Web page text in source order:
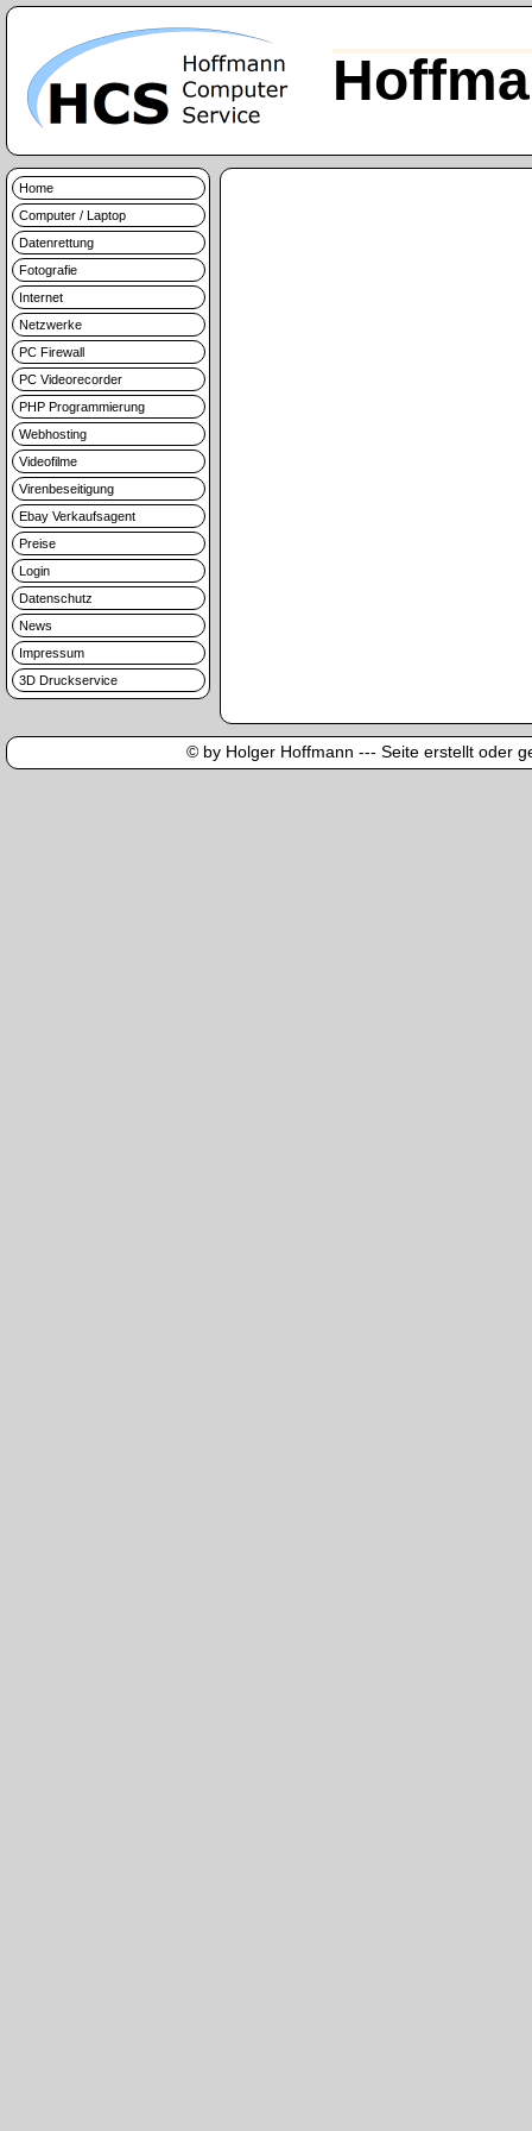
Home
Computer / Laptop
Datenrettung
Fotografie
Internet
Netzwerke
PC Firewall
PC Videorecorder
PHP Programmierung
Webhosting
Videofilme
Virenbeseitigung
Ebay Verkaufsagent
Preise
Login
Datenschutz
News
Impressum
3D Druckservice
© by Holger Hoffmann --- Seite erstellt oder